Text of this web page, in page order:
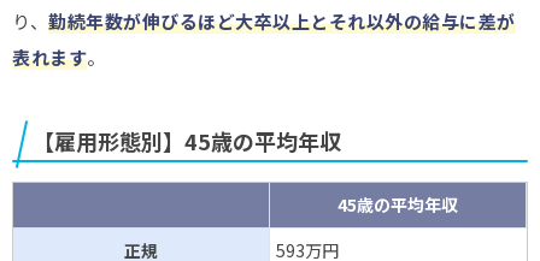
り、 勤続年数が伸びるほど大卒以上とそれ以外の給与に差が
表れます。
【雇用形態別】45歳の平均年収
45歳の平均年収
正規
593万円